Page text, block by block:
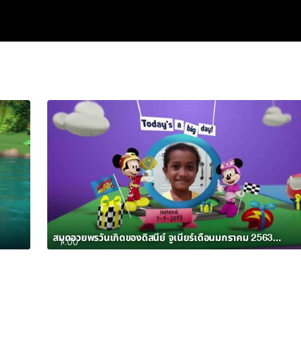
1:00 สมุดอวยพรวันเกิดของดิสนีย์ จูเนียร์เดือนมกราคม 2563 อัลบั้ม 7